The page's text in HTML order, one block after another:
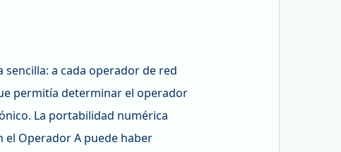
a cada operador de red
permitía determinar el operador
La portabilidad numérica
Operador A puede haber